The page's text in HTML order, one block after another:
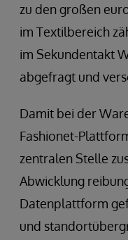
zu den großen
im Textilbereich
im Sekundentakt
abgefragt und
Damit bei der
Fashionet-
zentralen Stelle
Abwicklung
Datenplattform
und